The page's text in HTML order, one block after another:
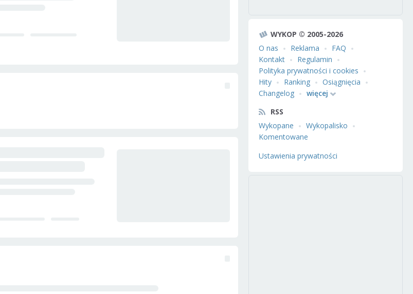
WYKOP © 2005-2026
O nas
Reklama
FAQ
Kontakt
Regulamin
Polityka prywatności i cookies
Hity
Ranking
Osiągnięcia
Changelog
więcej
RSS
Wykopane
Wykopalisko
Komentowane
Ustawienia prywatności